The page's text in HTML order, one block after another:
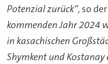
Potenzial zurück“, so
kommenden Jahr 2024
in kasachischen
Shymkent und Kostanay